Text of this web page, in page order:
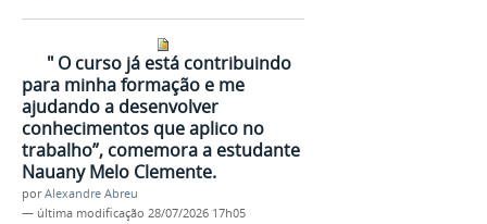
" O curso já está contribuindo
para minha formação e me
ajudando a desenvolver
conhecimentos que aplico no
trabalho”, comemora a estudante
Nauany Melo Clemente.
porAlexandre Abreu
— última modificação 28/07/2026 17h05